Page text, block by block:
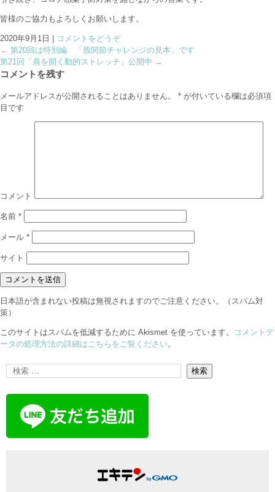
皆様のご協力もよろしくお願いします。
2020年9月1日
コメントをどうぞ
← 第20回は特別編 「股関節チャレンジの見本」です
第21回「肩を開く動的ストレッチ」公開中 →
コメントを残す
メールアドレスが公開されることはありません。 * が付いている欄は必須項
目です
コメント
名前 *
メール *
サイト
日本語が含まれない投稿は無視されますのでご注意ください。（スパム対
策）
このサイトはスパムを低減するために Akismet を使っています。
コメントデ
ータの処理方法の詳細はこちらをご覧ください。